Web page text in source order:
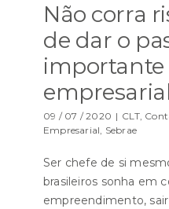
Não corra
de dar o
importante
09 / 07 / 2020 | CLT,
Empresarial, Sebrae
Ser chefe de si
brasileiros sonha em
empreendimento,